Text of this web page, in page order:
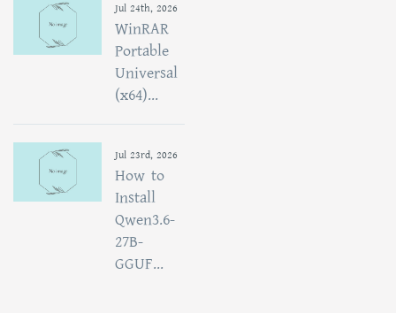
Jul 24th, 2026
WinRAR
Portable
Universal
(x64)...
Jul 23rd, 2026
How to
Install
Qwen3.6-
27B-
GGUF...